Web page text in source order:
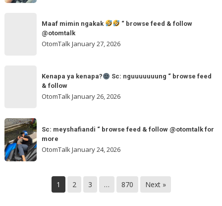
follow
@otomtalk
Maaf mimin ngakak
“ browse feed & follow
@otomtalk
OtomTalkJanuary 27, 2026
Sc:
nguuuuuuung
“
browse
Kenapa ya kenapa?
Sc: nguuuuuuung “ browse feed
& follow
OtomTalkJanuary 26, 2026
Sc:
meyshafiandi
“
browse
Sc: meyshafiandi “ browse feed & follow @otomtalk for
more
OtomTalkJanuary 24, 2026
1 2 3 … 870 Next »